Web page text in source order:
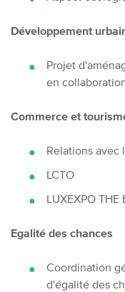
Développement
Projet
en
Commerce et
Relations avec
LCTO
LUXEXPO THE
Egalité des chances
Coordination
d'égalité des